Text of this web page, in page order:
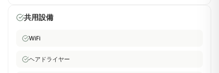
で利用できるビジネスセンター（プリント・スキャン・コピ
をご利用いただけます。また、自転車置き場も完備していま
事・買い物・娯楽の選択肢が豊富なエリアです。このシェア
共用設備
WiFi
ヘアドライヤー